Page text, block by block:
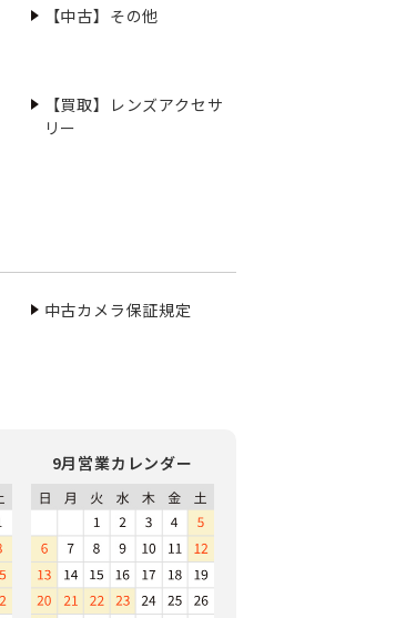
【中古】その他
【買取】レンズアクセサ
リー
中古カメラ保証規定
9月営業カレンダー